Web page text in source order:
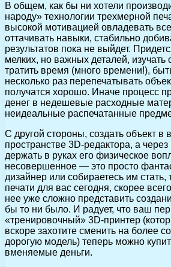
В общем, как бы ни хотели
народу» технологии трехмерной
высокой мотивацией овладевать
оттачивать навыки, стабильно
результатов пока не выйдет.
мелких, но важных деталей,
тратить время (много времени!),
несколько раз перепечатывать
получатся хорошо. Иначе процесс
денег в недешевые расходные
неидеальные распечатанные
С другой стороны, создать объект в
пространстве 3D-редактора, а через
держать в руках его физическое
несовершенное — это просто
дизайнер или собираетесь им стать,
печати для вас сегодня, скорее
нее уже сложно представить
бы то ни было. И радует, что ваш
«тренировочный» 3D-принтер
вскоре захотите сменить на более
дорогую модель) теперь можно
вменяемые деньги.